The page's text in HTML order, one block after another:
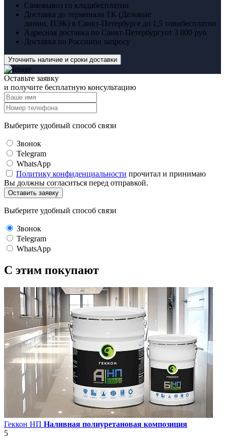
Самовывоз со кладабесплатно
Доставка до терминала ТК (Деловые
линии, ПЭК) в Санкт-Петербурге до 1,5 тоннбесплатно
Адресная доставка по Санкт-Петербургуот 3 000 руб
Доставка по Россиипо запросу
Уточнить наличие и сроки доставки
Оставьте заявку
и получите бесплатную консультацию
Выберите удобный способ связи
Звонок
Telegram
WhatsApp
Политику конфиденциальности прочитал и принимаю
Вы должны согласиться перед отправкой.
Оставить заявку
Выберите удобный способ связи
Звонок
Telegram
WhatsApp
C этим покупают
Геккон НП Наливная полиуретановая композиция
5